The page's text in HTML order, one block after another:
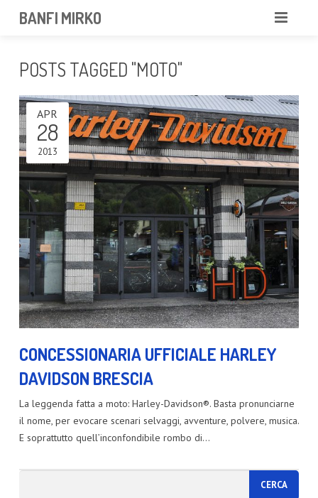
BANFI MIRKO
PROFESSIONISTA
PORTFOLIO
SERVIZI
NEWS
CONTATTAMI
POSTS TAGGED "MOTO"
CONCESSIONARIA UFFICIALE HARLEY
DAVIDSON BRESCIA
APR
28
2013
La leggenda fatta a moto: Harley-Davidson®. Basta pronunciarne
il nome, per evocare scenari selvaggi, avventure, polvere, musica.
E soprattutto quell’inconfondibile rombo di…